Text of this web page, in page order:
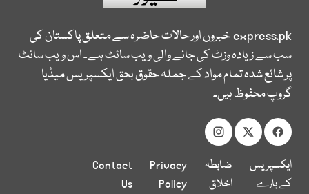
express.pkخبروں اور حالات حاضرہ سے متعلق پاکستان کی
سب سے زیادہ وزٹ کی جانے والی ویب سائٹ ہے۔ اس ویب سائٹ
پر شائع شدہ تمام مواد کے جملہ حقوق بحق ایکسپریس میڈیا
گروپ محفوظ ہیں۔
ایکسپریس
کے بارے
ضابطہ
اخلاق
Privacy
Policy
Contact
Us